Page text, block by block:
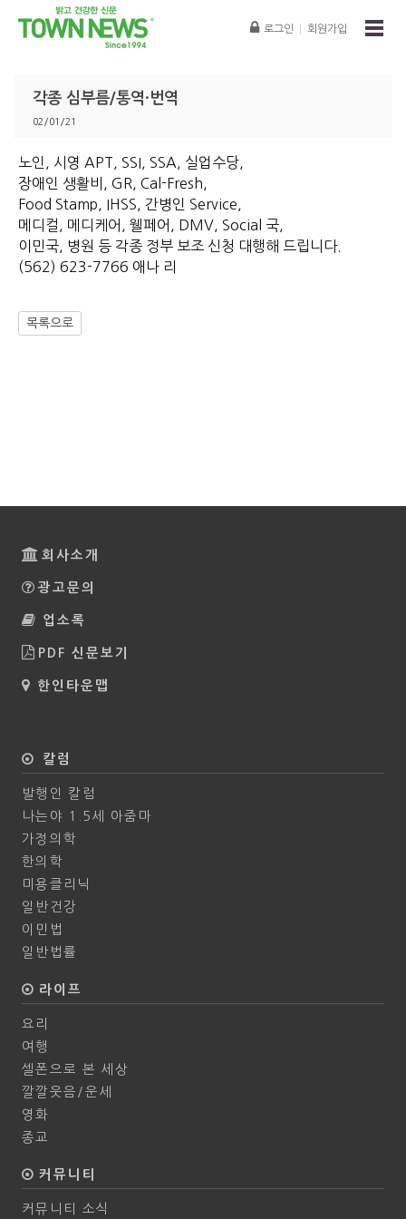
로그인 회원가입
각종 심부름/통역·번역
02/01/21
노인, 시영 APT, SSI, SSA, 실업수당,
장애인 생활비, GR, Cal-Fresh,
Food Stamp, IHSS, 간병인 Service,
메디컬, 메디케어, 웰페어, DMV, Social 국,
이민국, 병원 등 각종 정부 보조 신청 대행해 드립니다.
(562) 623-7766 애나 리
목록으로
회사소개
광고문의
업소록
PDF 신문보기
한인타운맵
칼럼
발행인 칼럼
나는야 1.5세 아줌마
가정의학
한의학
미용클리닉
일반건강
이민법
일반법률
라이프
요리
여행
셀폰으로 본 세상
깔깔웃음/운세
영화
종교
커뮤니티
커뮤니티 소식